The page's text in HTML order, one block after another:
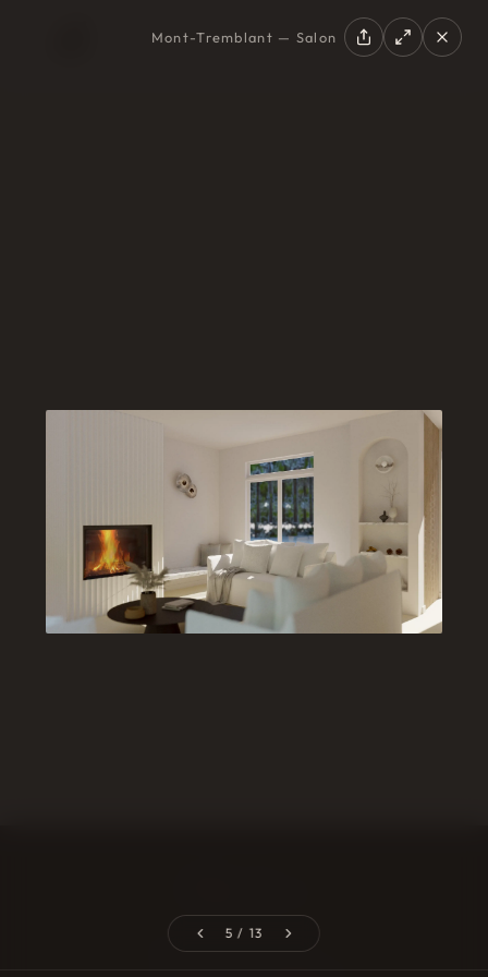
EN FR
Mont-Tremblant — Salon
5 / 13
Catheline Cavarroc
EXPLORER PROJETS